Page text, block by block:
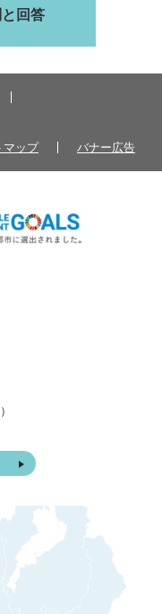
回答
マップ バナー広告